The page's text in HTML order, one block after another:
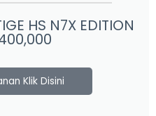
HS N7X EDITION
Klik Disini